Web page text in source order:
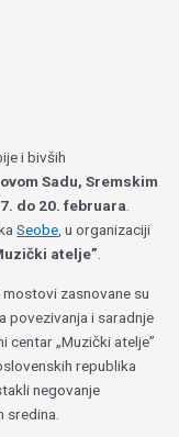
i bivših
Sadu, Sremskim
do 20. februara
Seobe , u organizaciji
atelje”
zasnovane su
povezivanja i saradnje
centar „Muzički atelje”
republika
negovanje